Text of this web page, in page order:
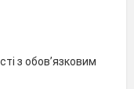
з обов’язковим